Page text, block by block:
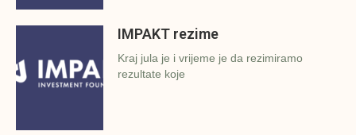
IMPAKT rezime
Kraj jula je i vrijeme je da rezimiramo
rezultate koje